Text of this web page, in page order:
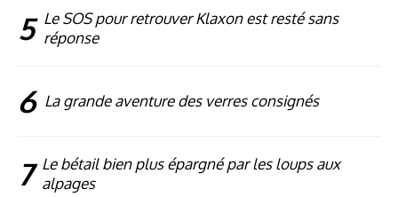
5 Le SOS pour retrouver Klaxon est resté sans
réponse
6 La grande aventure des verres consignés
7 Le bétail bien plus épargné par les loups aux
alpages